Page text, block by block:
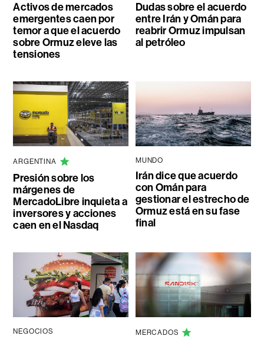
Activos de mercados
emergentes caen por
temor a que el acuerdo
sobre Ormuz eleve las
tensiones
Dudas sobre el acuerdo
entre Irán y Omán para
reabrir Ormuz impulsan
al petróleo
ARGENTINA
Presión sobre los
márgenes de
MercadoLibre inquieta a
inversores y acciones
caen en el Nasdaq
MUNDO
Irán dice que acuerdo
con Omán para
gestionar el estrecho de
Ormuz está en su fase
final
NEGOCIOS MERCADOS